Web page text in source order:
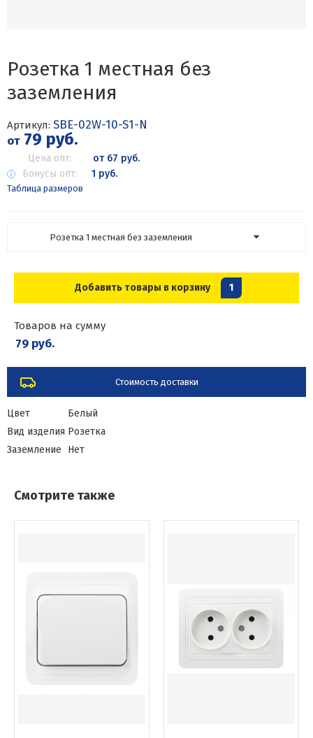
Розетка 1 местная без
заземления
Артикул: SBE-02W-10-S1-N
от79 руб.
Цена опт:
от 67 руб.
Бонусы опт:
1 руб.
Таблица размеров
Розетка 1 местная без заземления
Добавить товары в корзину 1
Товаров на сумму
79 руб.
Стоимость доставки
Цвет
Белый
Вид изделия Розетка
Заземление
Нет
Смотрите также